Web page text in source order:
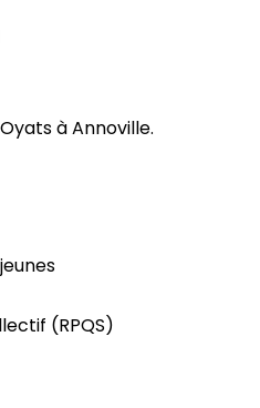
à Annoville.
(RPQS)